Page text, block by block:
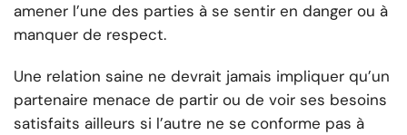
amener l’une des parties à se sentir en danger ou à
manquer de respect.
Une relation saine ne devrait jamais impliquer qu’un
partenaire menace de partir ou de voir ses besoins
satisfaits ailleurs si l’autre ne se conforme pas à